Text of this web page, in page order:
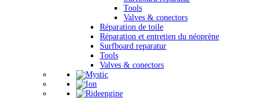
Tools
Valves & conectors
Réparation de toile
Réparation et entretien du néoprène
Surfboard reparatur
Tools
Valves & conectors